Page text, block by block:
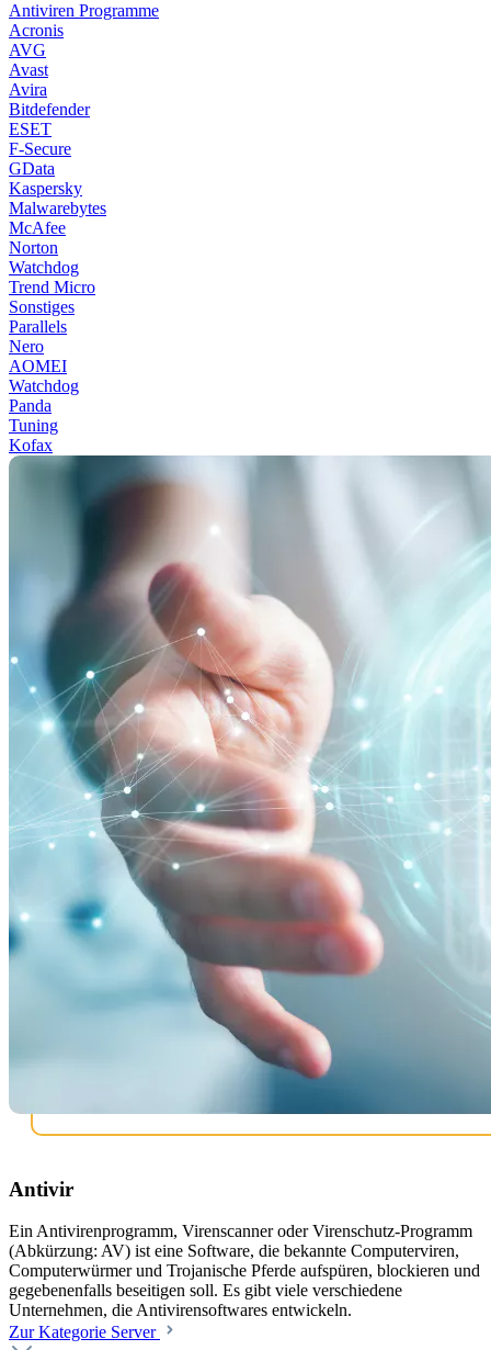
Antiviren Programme
Acronis
AVG
Avast
Avira
Bitdefender
ESET
F-Secure
GData
Kaspersky
Malwarebytes
McAfee
Norton
Watchdog
Trend Micro
Sonstiges
Parallels
Nero
AOMEI
Watchdog
Panda
Tuning
Kofax
Antivir
Ein Antivirenprogramm, Virenscanner oder Virenschutz-Programm
(Abkürzung: AV) ist eine Software, die bekannte Computerviren,
Computerwürmer und Trojanische Pferde aufspüren, blockieren und
gegebenenfalls beseitigen soll. Es gibt viele verschiedene
Unternehmen, die Antivirensoftwares entwickeln.
Zur Kategorie Server